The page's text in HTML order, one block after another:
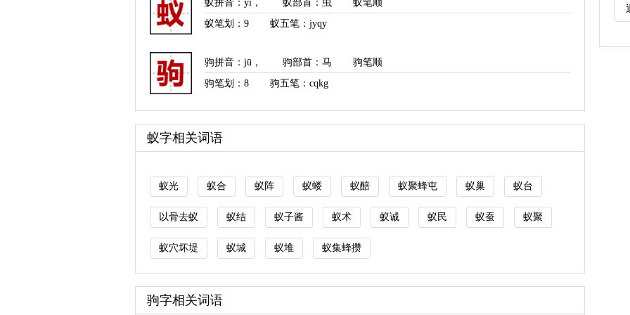
蚁拼音 ： yǐ ， 蚁部首 ：虫
蚁笔顺
蚁笔划： 9 蚁五笔：jyqy
驹拼音 ： jū ， 驹部首 ：马
驹笔顺
驹笔划： 8 驹五笔：cqkg
蚁字相关词语
蚁光 蚁合 蚁阵 蚁蝼 蚁醅 蚁聚蜂屯 蚁巢 蚁台
以骨去蚁 蚁结 蚁子酱 蚁术 蚁诚 蚁民 蚁蚕 蚁聚
蚁穴坏堤 蚁城 蚁堆 蚁集蜂攒
驹字相关词语